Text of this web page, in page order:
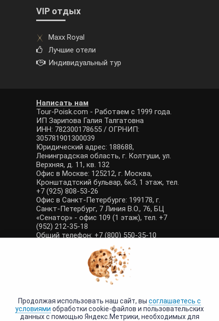
VIP отдых
Maxx Royal
Лучшие отели
Индивидуальный тур
Написать нам
Tour-Poisk.com - Работаем с 1999 года.
ИП Зарипова Галия Талгатовна
ИНН: 782300178655 / ОГРНИП:
305781901300039
Юридический адрес: 188688,
Ленинградская область, г. Колтуши, ул.
Верхняя, д. 11, кв. 132
Офис в Москве: 125212, г. Москва,
Кронштадтский бульвар, 6к3, 1 этаж, тел.
+7 (925) 808-53-26
Офис в Санкт-Петербурге: 199178, г.
Санкт-Петербург, 7 Линия В.О., 76, БЦ
«Сенатор» - офис 109 (1 этаж), тел. +7
(952) 212-35-18
Общий телефон: +7 (800) 550-35-10
E-mail: manager@tour-poisk.com (общие
вопросы), admin@tour-poisk.com (жалобы)
Номер в Общероссийском реестре
туристических агентств: РТА 0003424
Политика конфиденциальности
Продолжая использовать наш сайт, вы соглашаетесь с
условиями обработки cookie-файлов и пользовательских
данных с помощью Яндекс.Метрики, необходимых для